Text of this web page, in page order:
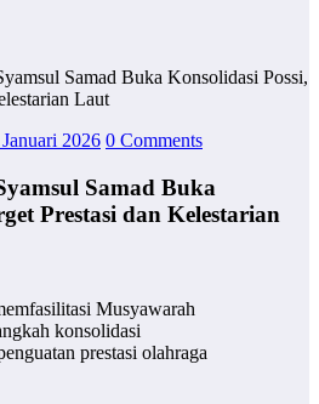
Samad Buka Konsolidasi Possi,
Laut
2026 0 Comments
Samad Buka
Prestasi dan Kelestarian
Musyawarah
konsolidasi
prestasi olahraga